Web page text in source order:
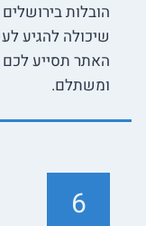
הובלות
שיכולה להגיע
האתר תסייע לכם
ומשתלם.
6